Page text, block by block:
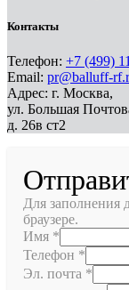
Контакты
Телефон: +7 (499)
Email: pr@balluff-
Адрес: г. Москва,
ул. Большая
д. 26в ст2
Для заполнения
браузере.
Имя *
Телефон *
Эл. почта *